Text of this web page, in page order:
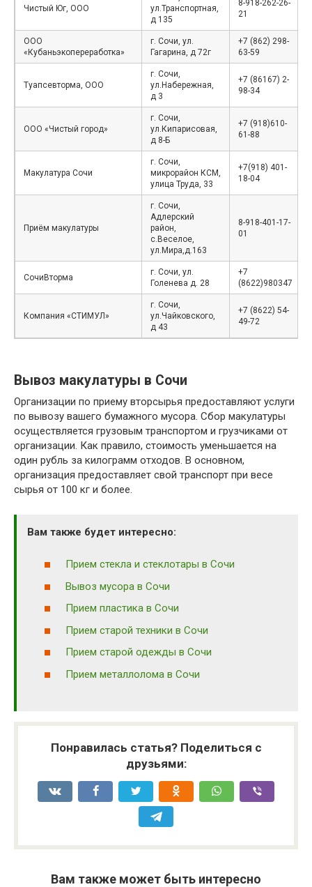
Чистый Юг, ООО
ул.Транспортная,
д 135
8-918-262-26-
21
ООО
«Кубаньэкопереработка»
г. Сочи, ул.
Гагарина, д 72г
+7 (862) 298-
63-59
Туапсевторма, ООО
г. Сочи,
ул.Набережная,
д 3
+7 (86167) 2-
98-34
ООО «Чистый город»
г. Сочи,
ул.Кипарисовая,
д 8-Б
+7 (918)610-
61-88
Макулатура Сочи
г. Сочи,
микрорайон КСМ,
улица Труда, 33
+7(918) 401-
18-04
Приём макулатуры
г. Сочи,
Адлерский
район,
с.Веселое,
ул.Мира,д.163
8-918-401-17-
01
СочиВторма
г. Сочи, ул.
Голенева д. 28
+7
(8622)980347
Компания «СТИМУЛ»
г. Сочи,
ул.Чайковского,
д 43
+7 (8622) 54-
49-72
Вывоз макулатуры в Сочи
Организации по приему вторсырья предоставляют услуги
по вывозу вашего бумажного мусора. Сбор макулатуры
осуществляется грузовым транспортом и грузчиками от
организации. Как правило, стоимость уменьшается на
один рубль за килограмм отходов. В основном,
организация предоставляет свой транспорт при весе
сырья от 100 кг и более.
Вам также будет интересно:
Прием стекла и стеклотары в Сочи
Вывоз мусора в Сочи
Прием пластика в Сочи
Прием старой техники в Сочи
Прием старой одежды в Сочи
Прием металлолома в Сочи
Понравилась статья? Поделиться с
друзьями:
Вам также может быть интересно